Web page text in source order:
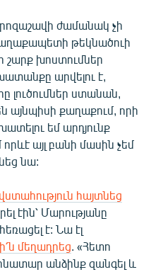
ժամանակ չի
թեկնածուի
շարք խոստումներ
արվելու է,
լուծումներ ստանան,
այնպիսի քաղաքում, որի
եմ արդյունք
այլ բանի մասին չեմ
նա:
հայտնեց
էին՝ Մարությանը
է: Նա էլ
մեղադրեց . «Հետո
անձինք զանգել և